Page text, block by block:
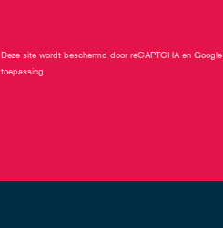
Deze site wordt beschermd door reCAPTCHA en Google
toepassing.